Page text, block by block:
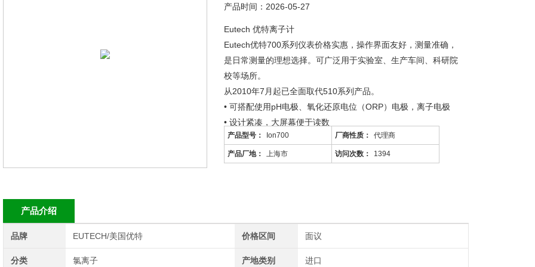
产品时间：2026-05-27
Eutech 优特离子计
Eutech优特700系列仪表价格实惠，操作界面友好，测量准确，
是日常测量的理想选择。可广泛用于实验室、生产车间、科研院
校等场所。
从2010年7月起已全面取代510系列产品。
• 可搭配使用pH电极、氧化还原电位（ORP）电极，离子电极
• 设计紧凑，大屏幕便于读数
• 使用不同的离子选择性电极，可直接测量溶液中离子的浓度
• 自动识别校准缓冲液，多至5点校准
产品型号： Ion700 厂商性质： 代理商
产品厂地： 上海市 访问次数： 1394
产品介绍
品牌 EUTECH/美国优特 价格区间 面议
分类 氯离子 产地类别 进口